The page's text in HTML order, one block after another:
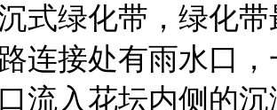
式绿化带，绿化
连接处有雨水口
流入花坛内侧的